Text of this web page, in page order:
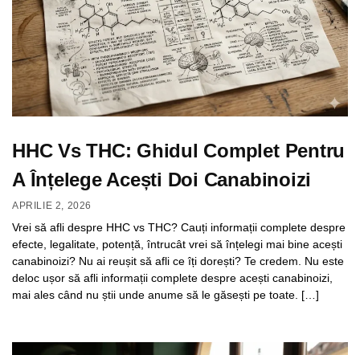
HHC Vs THC: Ghidul Complet Pentru
A Înțelege Acești Doi Canabinoizi
APRILIE 2, 2026
Vrei să afli despre HHC vs THC? Cauți informații complete despre
efecte, legalitate, potență, întrucât vrei să înțelegi mai bine acești
canabinoizi? Nu ai reușit să afli ce îți dorești? Te credem. Nu este
deloc ușor să afli informații complete despre acești canabinoizi,
mai ales când nu știi unde anume să le găsești pe toate. […]